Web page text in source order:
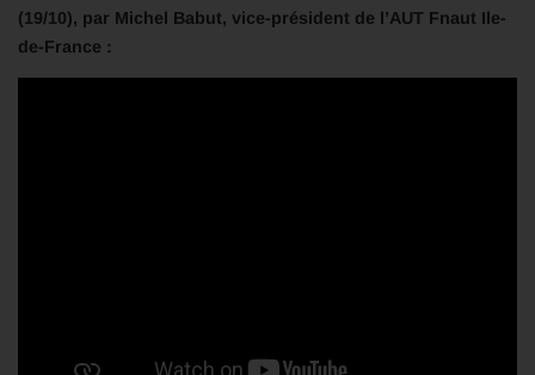
(19/10), par Michel Babut, vice-président de l’AUT Fnaut Ile-
de-France :